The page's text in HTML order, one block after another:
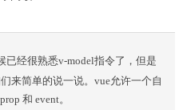
已经很熟悉v-model指令了，但是
来简单的说一说。vue允许一个自
和 event。